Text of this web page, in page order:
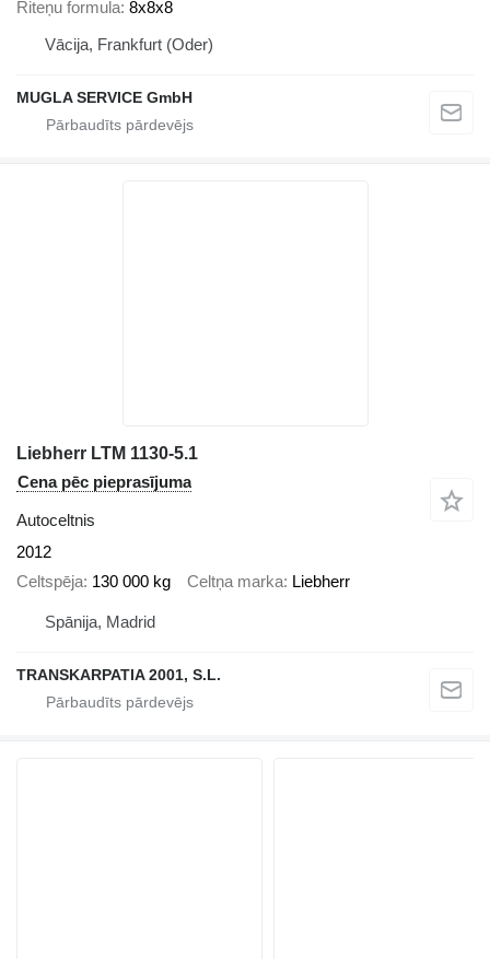
Riteņu formula 8x8x8
Vācija, Frankfurt (Oder)
MUGLA SERVICE GmbH
Liebherr LTM 1130-5.1
Cena pēc pieprasījuma
Autoceltnis
2012
Celtspēja 130 000 kg Celtņa marka Liebherr
Spānija, Madrid
TRANSKARPATIA 2001, S.L.